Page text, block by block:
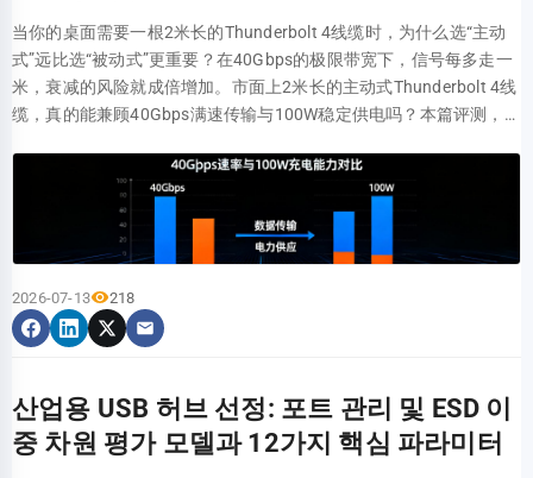
(LSZH) 소재를 사용했습니다. RJ45 커넥터는 50마이크로인치 금도
금 핀을 채택하여 접촉 저항을 20밀리옴 미만으로 확보하고 750회 이
상의 삽입 수명을 보장합니다. 이러한 물리적 구조의 세심한 설계는
장기 사용 시 신뢰할 수 있는 성능 보장을 제공합니다. 물리적/전기적
매개변수 (Parameters) NLBL-10F-CAT6A-PATCH 사양값 업계 표준
비교 (TIA/EIA-568-C.2) 전송 대역폭 (Bandwidth) 500 MHz 표준 규
격 충족 (CAT 6는 250MHz) 도체 규격 (Conductor Size) 23 AWG 순구
리 (Solid Copper) 일반 24/26 AWG 규격보다 우수 외피 재질 (Jacket
Material) 저매연 무할로겐 (LSZH) 높은 수준의 안전 및 친환경 난연
최고 산업 등급의 탈착 마모 내성 표준 도달 전송 거리 및 속도 매칭 사
양 10GBASE-T 애플리케이션에서 NLBL-10F-CAT6A-PATCH는 최대
애플리케이션에서는 15~30미터의 단거리 전송을 지원할 수 있습니
다. 10피트 설계는 전형적인 캐비닛 내 배선 시나리오에서 3dB 이하
의 추가 삽입 손실 예산을 보장하여 시스템 전체 링크 예산에 충분한
가 키보드, 마우스, USB 메모리 등 가벼운 부하의 외부 장치를 연결하
기에 적합합니다. 다만, 이 모델은 USB-C 포트가 탑재되어 있지 않아
Type-C가 대중화된 현재 시점에서는 다소 보수적인 설계로 느껴집니
다. 매개변수 차원 공식 사양 실험실 실측값 편차율/병목 설명 전송 대
역폭 5 Gbps 3.0 ~ 3.4 Gbps 약 30% ~ 40% 프로토콜 및 인코딩 손실
단일 포트 순차 읽기 500 MB/s 380 - 420 MB/s USB 3.0 표준 주류 수
준에 해당 다중 포트 동시 전송 5 Gbps 공유 800 - 900 MB/s 공유 단
일 TT 아키텍처 스케줄링 효율성 제한으로 인한 한계 전원 출력 독립
전원 없음 호스트 5V 기본 전원 공급 고소비전력 모바일 하드디스크
분해해 보면 메인 컨트롤러 칩은 Cypress HX3 시리즈가 아닌 국산 솔
루션이 사용된 것을 확인할 수 있습니다. HX3는 산업용 등급의 USB
반면, HB30A3A1CFB에 사용된 대체 솔루션은 비용 면에서 더 우수하
지만 일부 성능 여유를 희생했습니다. PCB 배선은 비교적 조밀하게
되어 있으며 완전한 신호 차폐 처리가 되어 있지 않아, 고부하 전송 시
当你的桌面需要一根2米长的Thunderbolt 4线缆时，为什么选“主动
式”远比选“被动式”更重要？在40Gbps的极限带宽下，信号每多走一
米，衰减的风险就成倍增加。市面上2米长的主动式Thunderbolt 4线
缆，真的能兼顾40Gbps满速传输与100W稳定供电吗？本篇评测，我
能表现，看看它是否值得为你的生产力买单。 2米“主动式”的底气：
为何它是长距离传输的唯一解？ 要理解主动式Thunderbolt 4线缆的
价值，你需要先明白2米这个长度背后存在的技术挑战。对于追求极
致速度的你来说，这并非简单的“线变长了”，而是一场关于信号完整
缆长度超过1米时，被动式线缆因铜芯本身的电阻和电容效应，信号
会开始出现肉眼可见的衰减。在40Gbps的高速通道上，这种衰减意
timer/Redriver）。这颗芯片就像一位不知疲倦的信使，在信号即
将“跑偏”时，它重新整理时钟数据和波形，确保2米甚至更长的距离
2026-07-13 218
산업용 USB 허브 선정: 포트 관리 및 ESD 이
중 차원 평가 모델과 12가지 핵심 파라미터